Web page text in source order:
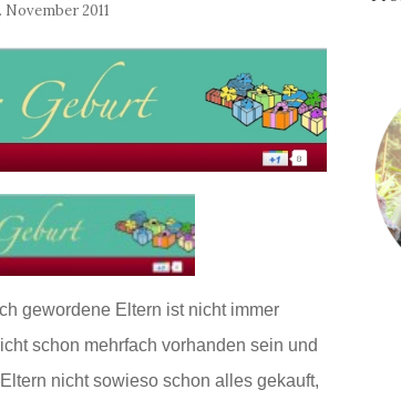
2011
gewordene Eltern ist nicht immer
schon mehrfach vorhanden sein und
nicht sowieso schon alles gekauft,